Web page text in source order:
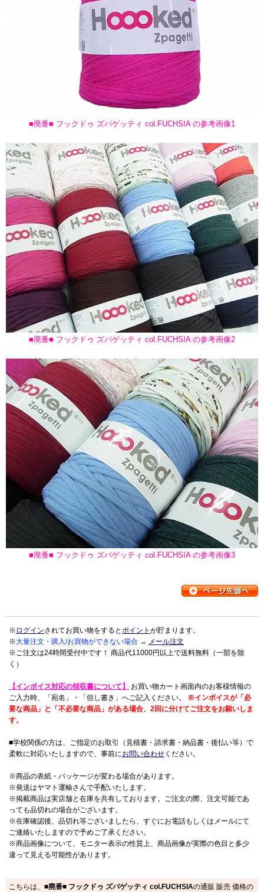
■廃番■ フックドゥ ズパゲッティ col.FUCHSIA の参考画像1
■廃番■ フックドゥ ズパゲッティ col.FUCHSIA の参考画像2
■廃番■ フックドゥ ズパゲッティ col.FUCHSIA の参考画像3
※ ログインされてお買い物をするとポイント が貯まります。
※大量注文・購入/お買物ができない場合 → メール注文
※ご注文は24時間受付中です！ 商品代11000円以上で送料無料（一部を除
く）
【インボイス対応の領収書について】
お買い物カート画面内のお客様情報の
ご入力時、「宛名」・「但し書き」へご記入ください。 ※インボイスが「必
要な商品」と「不必要な商品」がある場合、2回に分けてご注文をお願いしま
す。
■学校関係の方は、ご指定のお取引（見積書・請求書・納品書・後払い等）で
柔軟に対応いたしますので、事前にお問い合わせ ください。
※商品の表紙・パッケージが変わる場合があります。
※発送はヤマト運輸さんで手配いたします。
※掲載商品は実店舗と在庫を共有しております。ご注文の際、注文可能であ
っても品切れの場合がございます。
※在庫確認後、品切れ等ございましたら、すぐにお電話もしくはメールにて
ご連絡いたしますので予めご了承ください。
※商品画像について、モニター表示の性質上、商品画像が実際の色目と多少
違って見える可能性があります。
こちらは、 ■廃番■ フックドゥ ズパゲッティ col.FUCHSIAの通販 販売 価格の